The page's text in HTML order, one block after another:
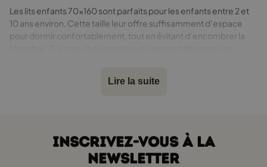
Les lits enfants 70x160 sont parfaits pour les enfants entre 2 et
10 ans environ. Cette taille leur offre suffisamment d’espace
pour dormir confortablement, tout en évitant d’encombrer la
Si vous cherchez une alternative pour maximiser l’espace, un lit
Sécurité avant tout
Le premier critère à vérifier est la sécurité. Un lit enfant 70x160
Lire la suite
INSCRIVEZ-VOUS À LA
NEWSLETTER